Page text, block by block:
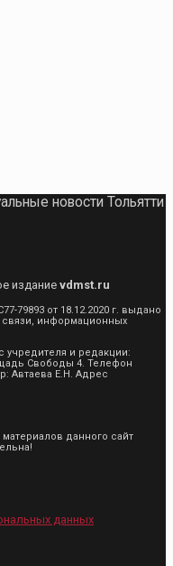
новости Тольятти
издание vdmst.ru
79893 от 18.12.2020 г. выдано
информационных
учредителя и редакции:
Свободы 4. Телефон
Автаева Е.Н. Адрес
данного сайт
данных